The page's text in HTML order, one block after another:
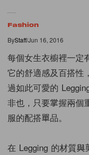
Fashion
ByStaff/Jun 16, 2016
每個女生衣櫥裡一定
它的舒適感及百搭性
過如此可愛的
非也，只要掌握兩個
服的配搭單品。
在 Legging 的材質與